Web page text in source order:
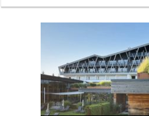
The Open 2026 in Royal